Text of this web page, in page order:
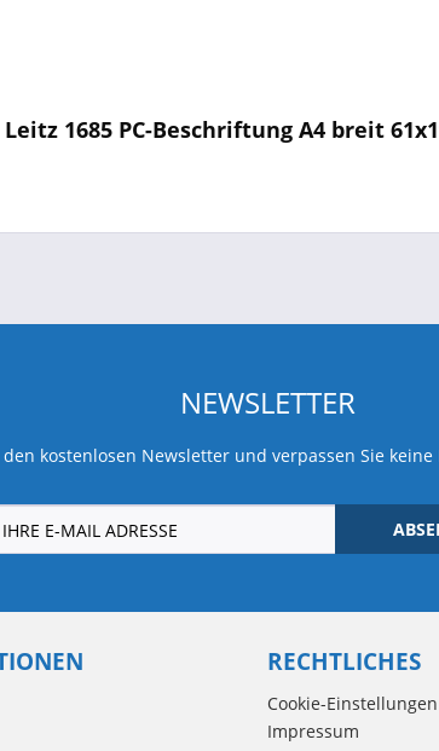
1685 PC-Beschriftung A4 breit
NEWSLETTER
kostenlosen Newsletter und verpassen Sie
RECHTLICHES
Cookie-Einstellungen
Impressum